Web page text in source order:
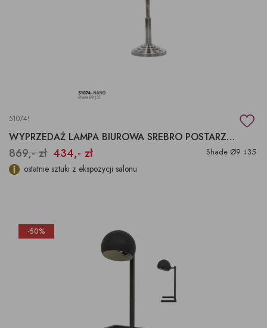
51074!
WYPRZEDAŻ LAMPA BIUROWA SREBRO POSTARZANE
869,- zł 434,- zł Shade Ø9 ↕35
ostatnie sztuki z ekspozycji salonu
-50%